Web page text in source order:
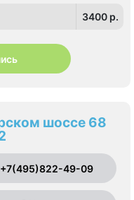
3400 p.
шоссе 68
+7(495)822-49-09